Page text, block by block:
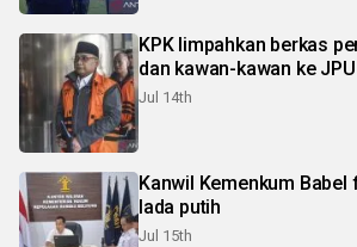
KPK limpahkan berkas
dan kawan-kawan ke JPU
Jul 14th
Kanwil Kemenkum
lada putih
Jul 15th